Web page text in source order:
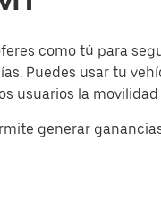
como tú para
Puedes usar tu
usuarios la
generar